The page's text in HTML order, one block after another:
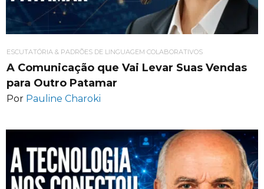
ESCUTATÓRIA & PADRÕES DE LINGUAGEM COLABORATIVOS
A Comunicação que Vai Levar Suas Vendas
para Outro Patamar
Por Pauline Charoki